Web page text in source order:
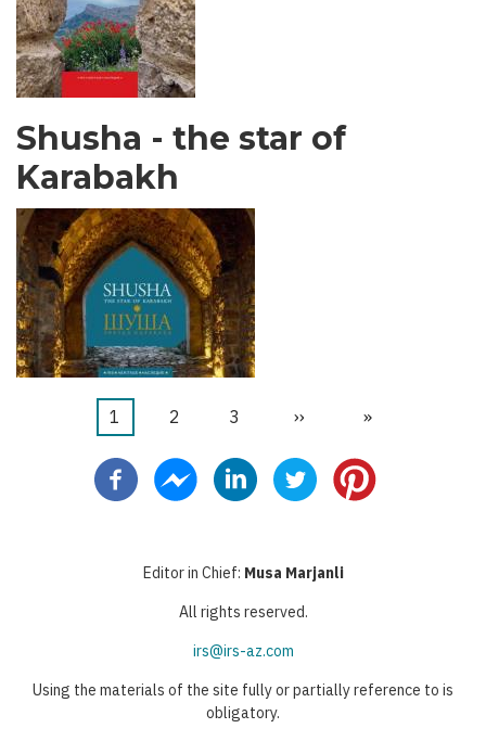
Shusha - the star of
Karabakh
Pagination
Trang
thời
1 Trang
2 Trang
3
Next
››
Last
»
Editor in Chief: Musa Marjanli
All rights reserved.
irs@irs-az.com
Using the materials of the site fully or partially reference to is
obligatory.